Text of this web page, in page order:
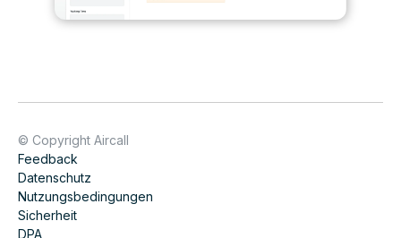
© Copyright Aircall
Feedback
Datenschutz
Nutzungsbedingungen
Sicherheit
DPA